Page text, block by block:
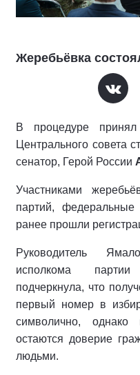
Жеребьёвка
В процедуре
Центрального совета
сенатор, Герой России
Участниками
партий, федеральные
ранее прошли
Руководитель
исполкома
подчеркнула, что
первый номер в
символично, однако
остаются доверие
людьми.